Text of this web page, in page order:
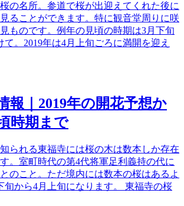
の名所。参道で桜が出迎えてくれた後に
ることができます。特に観音堂周りに咲
ものです。例年の見頃の時期は3月下旬
。2019年は4月上旬ごろに満開を迎え
報｜2019年の開花予想か
時期まで
られる東福寺には桜の木は数本しか存在
。室町時代の第4代将軍足利義持の代に
のこと。ただ境内には数本の桜はあるよ
旬から4月上旬になります。 東福寺の桜